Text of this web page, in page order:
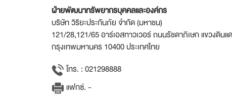
ฝ่ายพัฒนาทรัพยากรบุคคลและองค์กร
บริษัท วิริยะประกันภัย จำกัด (มหาชน)
121/28,121/65 อาร์เอสทาวเวอร์ ถนนรัชดาภิเษก แขวงดินแ
กรุงเทพมหานคร 10400 ประเทศไทย
โทร. : 021298888
แฟกซ์. -